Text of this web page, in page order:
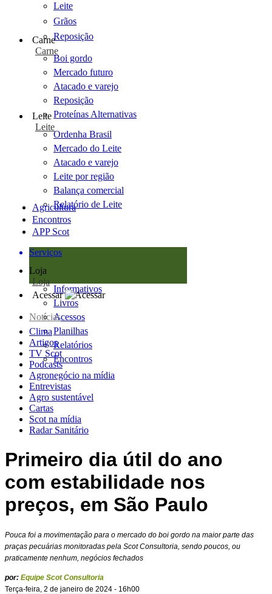
Leite
Grãos
Reposição
Carne
Carne
Boi gordo
Mercado futuro
Atacado e varejo
Reposição
Proteínas Alternativas
Leite
Leite
Ordenha Brasil
Mercado do Leite
Atacado e varejo
Leite por região
Balança comercial
Relatório de Leite
Agricultura
Encontros
APP Scot
Serviços
Loja
Loja
Informativos
Livros
Acessos
Planilhas
Relatórios
Encontros
Acessar
Notícias
Clima
Artigos
TV Scot
Podcasts
Agronegócio na mídia
Entrevistas
Agro sustentável
Cartas
Scot na mídia
Radar Sanitário
Primeiro dia útil do ano
com estabilidade nos
preços, em São Paulo
Pouca foi a movimentação para o mercado do boi gordo na maior parte das
praças pecuárias monitoradas pela Scot Consultoria, sendo poucos, ou
praticamente nenhum, negócios fechados
por: Equipe Scot Consultoria
Terça-feira, 2 de janeiro de 2024 - 16h00